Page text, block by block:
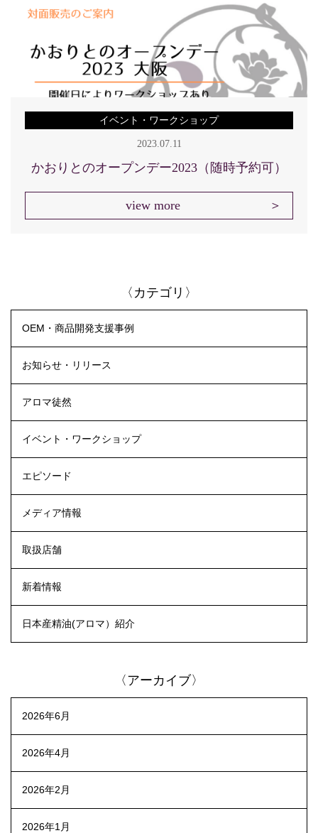
イベント・ワークショップ
2023.07.11
かおりとのオープンデー2023（随時予約可）
view more
〈カテゴリ〉
OEM・商品開発支援事例
お知らせ・リリース
アロマ徒然
イベント・ワークショップ
エピソード
メディア情報
取扱店舗
新着情報
日本産精油(アロマ）紹介
〈アーカイブ〉
2026年6月
2026年4月
2026年2月
2026年1月